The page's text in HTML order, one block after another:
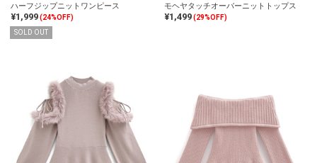
ハーフジップニットワンピース
¥1,999(24%OFF)
SOLD OUT
モヘヤタッチオーバーニットトップス
¥1,499(29%OFF)